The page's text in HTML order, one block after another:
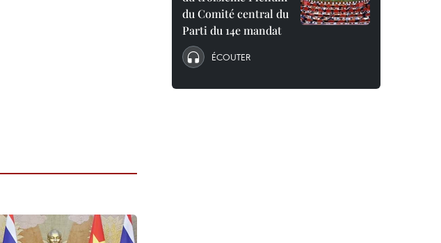
du Comité central du
Parti du 14e mandat
ÉCOUTER